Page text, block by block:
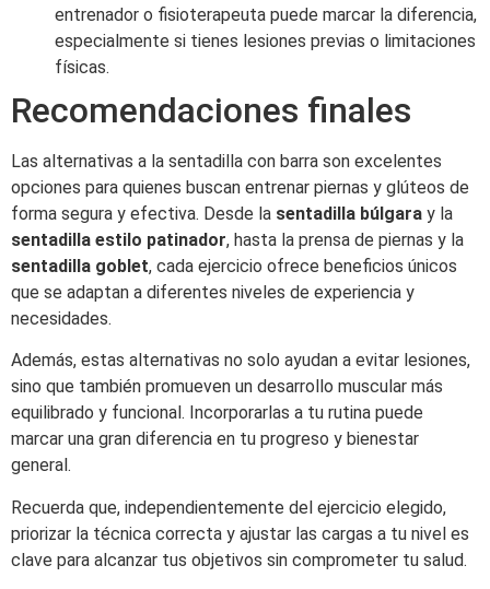
entrenador o fisioterapeuta puede marcar la diferencia,
especialmente si tienes lesiones previas o limitaciones
físicas.
Recomendaciones finales
Las alternativas a la sentadilla con barra son excelentes
opciones para quienes buscan entrenar piernas y glúteos de
forma segura y efectiva. Desde la sentadilla búlgara y la
sentadilla estilo patinador, hasta la prensa de piernas y la
sentadilla goblet, cada ejercicio ofrece beneficios únicos
que se adaptan a diferentes niveles de experiencia y
necesidades.
Además, estas alternativas no solo ayudan a evitar lesiones,
sino que también promueven un desarrollo muscular más
equilibrado y funcional. Incorporarlas a tu rutina puede
marcar una gran diferencia en tu progreso y bienestar
general.
Recuerda que, independientemente del ejercicio elegido,
priorizar la técnica correcta y ajustar las cargas a tu nivel es
clave para alcanzar tus objetivos sin comprometer tu salud.